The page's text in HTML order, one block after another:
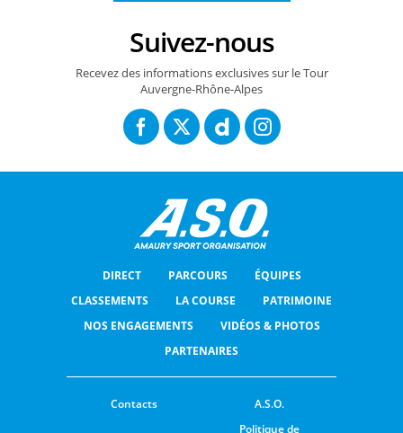
Suivez-nous
Recevez des informations exclusives sur le Tour
Auvergne-Rhône-Alpes
DIRECT PARCOURS
ÉQUIPES
CLASSEMENTS
LA COURSE
PATRIMOINE
NOS ENGAGEMENTS
VIDÉOS & PHOTOS
PARTENAIRES
Contacts A.S.O.
Politique de